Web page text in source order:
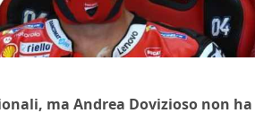
ma Andrea Dovizioso non ha